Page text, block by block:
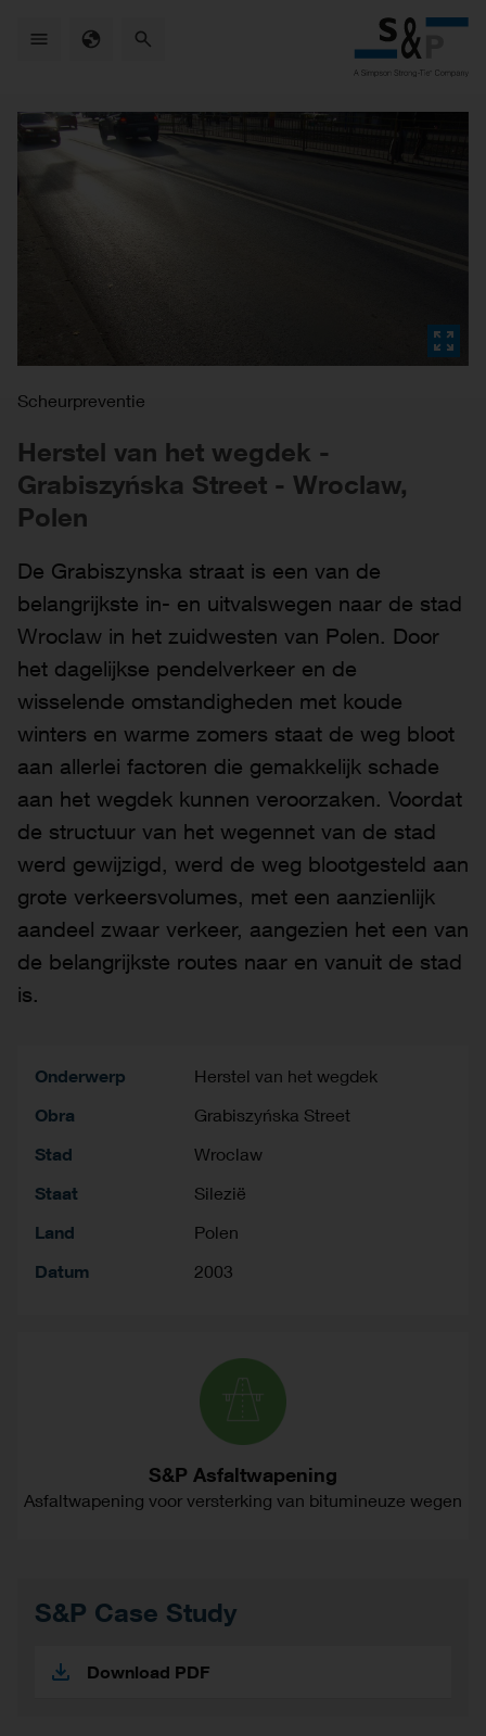
Scheurpreventie
Herstel van het wegdek -
Grabiszyńska Street - Wroclaw,
Polen
De Grabiszynska straat is een van de
belangrijkste in- en uitvalswegen naar de stad
Wroclaw in het zuidwesten van Polen. Door
het dagelijkse pendelverkeer en de
wisselende omstandigheden met koude
winters en warme zomers staat de weg bloot
aan allerlei factoren die gemakkelijk schade
aan het wegdek kunnen veroorzaken. Voordat
de structuur van het wegennet van de stad
werd gewijzigd, werd de weg blootgesteld aan
grote verkeersvolumes, met een aanzienlijk
aandeel zwaar verkeer, aangezien het een van
de belangrijkste routes naar en vanuit de stad
is.
Onderwerp
Herstel van het wegdek
Obra
Grabiszyńska Street
Stad
Wroclaw
Staat
Silezië
Land
Polen
Datum
2003
S&P Asfaltwapening
Asfaltwapening voor versterking van bitumineuze wegen
S&P Case Study
Download PDF